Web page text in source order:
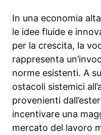
In una economia
le idee fluide e
per la crescita, la
rappresenta
norme esistenti. A
ostacoli sistemici
provenienti
incentivare una
mercato del lavoro